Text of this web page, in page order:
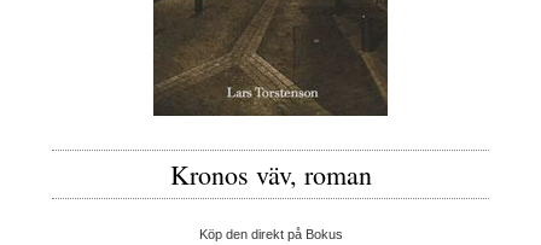
Kronos väv, roman
Köp den direkt på Bokus